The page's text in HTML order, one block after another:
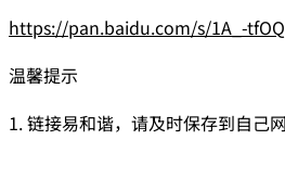
https://pan.baidu.com/s/1A_-
温馨提示
1. 链接易和谐，请及时保存到自己